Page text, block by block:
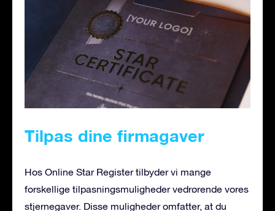
Tilpas dine firmagaver
Hos Online Star Register tilbyder vi mange
forskellige tilpasningsmuligheder vedrørende vores
stjernegaver. Disse muligheder omfatter, at du